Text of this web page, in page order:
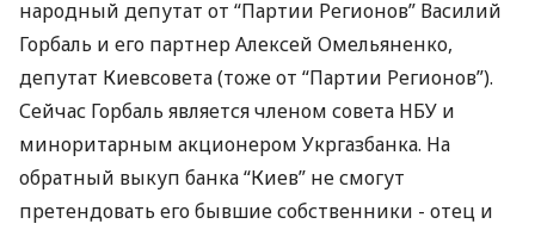
народный депутат от “Партии Регионов” Василий
Горбаль и его партнер Алексей Омельяненко,
депутат Киевсовета (тоже от “Партии Регионов”).
Сейчас Горбаль является членом совета НБУ и
миноритарным акционером Укргазбанка. На
обратный выкуп банка “Киев” не смогут
претендовать его бывшие собственники - отец и